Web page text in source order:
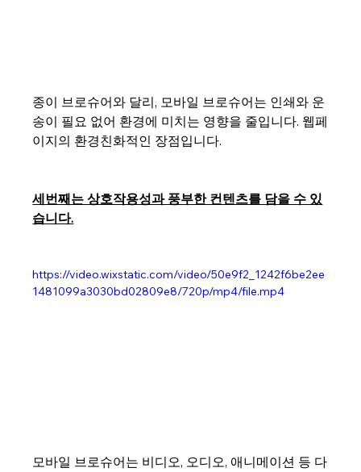
종이 브로슈어와 달리, 모바일 브로슈어는 인쇄와 운
송이 필요 없어 환경에 미치는 영향을 줄입니다. 웹페
이지의 환경친화적인 장점입니다.
세번째는 상호작용성과 풍부한 컨텐츠를 담을 수 있
습니다.
https://video.wixstatic.com/video/50e9f2_1242f6be2ee
1481099a3030bd02809e8/720p/mp4/file.mp4
모바일 브로슈어는 비디오, 오디오, 애니메이션 등 다